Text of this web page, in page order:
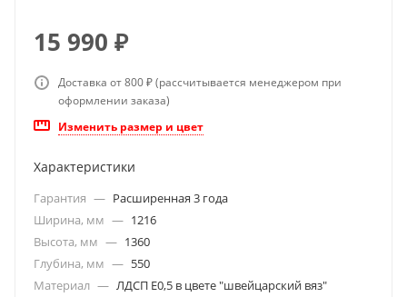
15 990 ₽
Доставка от 800 ₽ (рассчитывается менеджером при
оформлении заказа)
Изменить размер и цвет
Характеристики
Гарантия — Расширенная 3 года
Ширина, мм — 1216
Высота, мм — 1360
Глубина, мм — 550
Материал — ЛДСП Е0,5 в цвете "швейцарский вяз"